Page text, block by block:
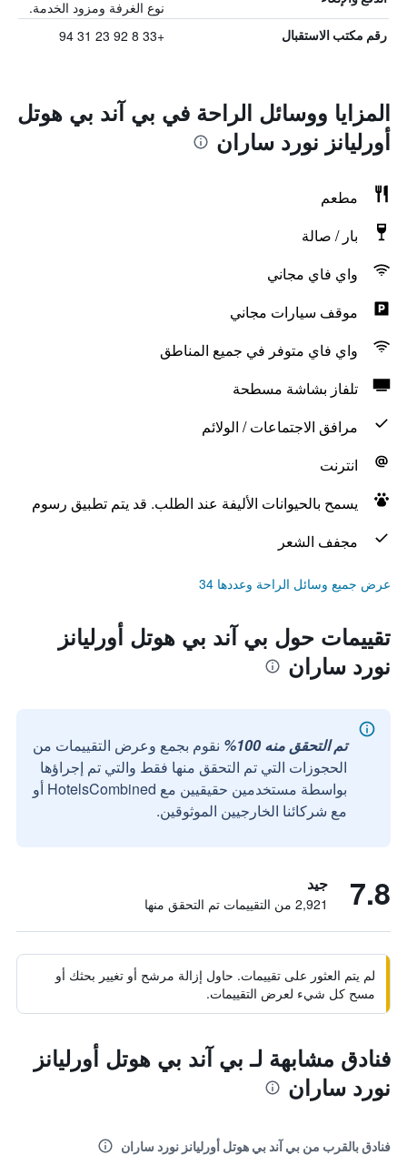
نوع الغرفة ومزود الخدمة.
رقم مكتب الاستقبال +33 8 92 23 31 94
المزايا ووسائل الراحة في بي آند بي هوتل
أورليانز نورد ساران
مطعم
بار / صالة
واي فاي مجاني
موقف سيارات مجاني
واي فاي متوفر في جميع المناطق
تلفاز بشاشة مسطحة
مرافق الاجتماعات / الولائم
انترنت
يسمح بالحيوانات الأليفة عند الطلب. قد يتم تطبيق رسوم
مجفف الشعر
عرض جميع وسائل الراحة وعددها 34
تقييمات حول بي آند بي هوتل أورليانز
نورد ساران
تم التحقق منه 100%
نقوم بجمع وعرض التقييمات من
الحجوزات التي تم التحقق منها فقط والتي تم إجراؤها
بواسطة مستخدمين حقيقيين مع HotelsCombined أو
مع شركائنا الخارجيين الموثوقين.
7.8 جيد
2,921 من التقييمات تم التحقق منها
لم يتم العثور على تقييمات. حاول إزالة مرشح أو تغيير بحثك أو
مسح كل شيء لعرض التقييمات.
فنادق مشابهة لـ بي آند بي هوتل أورليانز
نورد ساران
فنادق بالقرب من بي آند بي هوتل أورليانز نورد ساران